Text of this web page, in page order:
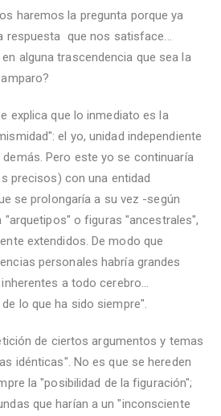
haremos la pregunta porque ya
respuesta que nos satisface...
alguna trascendencia que sea la
explica que lo inmediato es la
el yo, unidad independiente
Pero este yo se continuaría
precisos) con una entidad
se prolongaría a su vez -según
o figuras "ancestrales",
extendidos. De modo que
personales habría grandes
a todo cerebro...
lo que ha sido siempre".
de ciertos argumentos y temas
idénticas". No es que se hereden
la "posibilidad de la figuración";
que harían a un "inconsciente